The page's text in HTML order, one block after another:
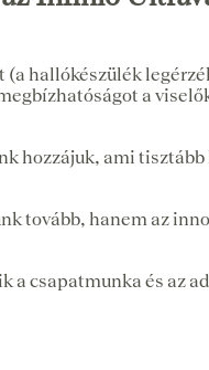
hallókészülék
a
hozzájuk, ami
tovább, hanem az
a csapatmunka és az